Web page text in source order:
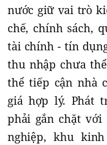
nước giữ vai trò
chế, chính sách,
tài chính - tín
thu nhập chưa
thể tiếp cận nhà
giá hợp lý. Phát
phải gắn chặt với
nghiệp, khu